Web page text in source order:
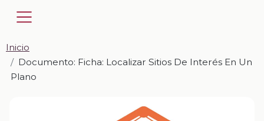
Inicio
Documento: Ficha: Localizar Sitios De Interés En Un
Plano